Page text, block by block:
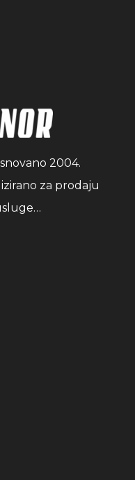
2004.
za prodaju